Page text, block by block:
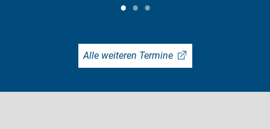
Alle weiteren Termine